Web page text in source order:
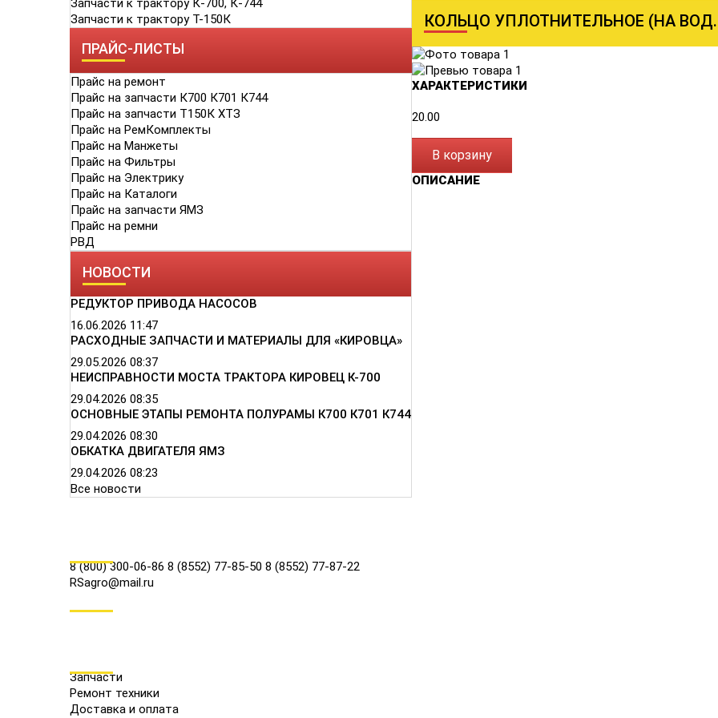
Запчасти к трактору К-700, К-744
Запчасти к трактору Т-150К
ПРАЙС-ЛИСТЫ
Прайс на ремонт
Прайс на запчасти К700 К701 К744
Прайс на запчасти Т150К ХТЗ
Прайс на РемКомплекты
Прайс на Манжеты
Прайс на Фильтры
Прайс на Электрику
Прайс на Каталоги
Прайс на запчасти ЯМЗ
Прайс на ремни
РВД
НОВОСТИ
РЕДУКТОР ПРИВОДА НАСОСОВ
16.06.2026 11:47
РАСХОДНЫЕ ЗАПЧАСТИ И МАТЕРИАЛЫ ДЛЯ «КИРОВЦА»
29.05.2026 08:37
НЕИСПРАВНОСТИ МОСТА ТРАКТОРА КИРОВЕЦ К-700
29.04.2026 08:35
ОСНОВНЫЕ ЭТАПЫ РЕМОНТА ПОЛУРАМЫ К700 К701 К744
29.04.2026 08:30
ОБКАТКА ДВИГАТЕЛЯ ЯМЗ
29.04.2026 08:23
Все новости
КОЛЬЦО УПЛОТНИТЕЛЬНОЕ (НА ВОД.
ХАРАКТЕРИСТИКИ
20.00
В корзину
ОПИСАНИЕ
8 (800) 300-06-86 8 (8552) 77-85-50 8 (8552) 77-87-22
RSagro@mail.ru
Запчасти
Ремонт техники
Доставка и оплата